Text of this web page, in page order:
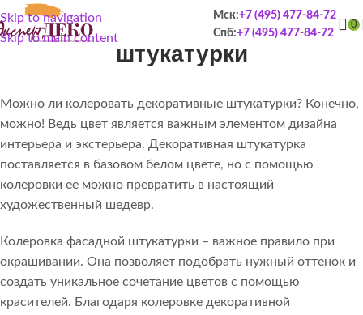
Skip to navigation
Skip to main content
Мск:+7 (495) 477-84-72
Спб:+7 (495) 477-84-72
0
Колеровка декоративной
штукатурки
Можно ли колеровать декоративные штукатурки? Конечно,
можно! Ведь цвет является важным элементом дизайна
интерьера и экстерьера. Декоративная штукатурка
поставляется в базовом белом цвете, но с помощью
колеровки ее можно превратить в настоящий
художественный шедевр.
Колеровка фасадной штукатурки – важное правило при
окрашивании. Она позволяет подобрать нужный оттенок и
создать уникальное сочетание цветов с помощью
красителей. Благодаря колеровке декоративной